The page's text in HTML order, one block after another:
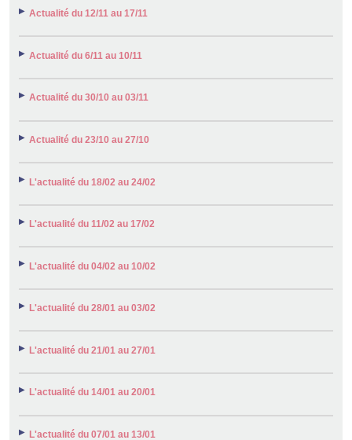
Actualité du 12/11 au 17/11
Actualité du 6/11 au 10/11
Actualité du 30/10 au 03/11
Actualité du 23/10 au 27/10
L'actualité du 18/02 au 24/02
L'actualité du 11/02 au 17/02
L'actualité du 04/02 au 10/02
L'actualité du 28/01 au 03/02
L'actualité du 21/01 au 27/01
L'actualité du 14/01 au 20/01
L'actualité du 07/01 au 13/01